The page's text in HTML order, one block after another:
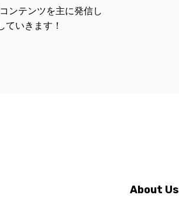
ンテンツを主に発信し
いきます！
About Us